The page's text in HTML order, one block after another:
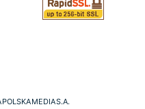
MEDIA S.A.